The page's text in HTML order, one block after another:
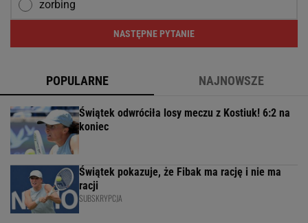
zorbing
NASTĘPNE PYTANIE
POPULARNE NAJNOWSZE
Świątek odwróciła losy meczu z Kostiuk! 6:2 na
koniec
Świątek pokazuje, że Fibak ma rację i nie ma
racji
SUBSKRYPCJA